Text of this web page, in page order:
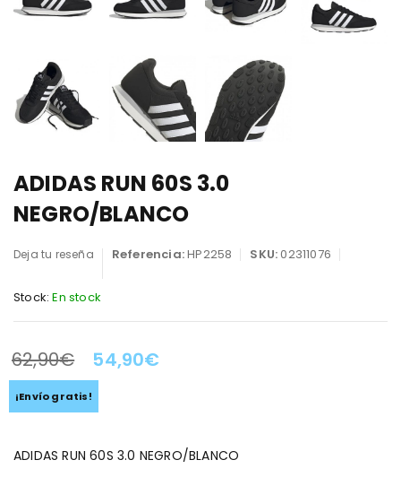
ADIDAS RUN 60S 3.0
NEGRO/BLANCO
Deja tu reseña Referencia:HP2258 SKU:02311076
Stock: En stock
LA OFERTA TERMINA EN:
62,90€ 54,90€
¡Envío gratis!
ADIDAS RUN 60S 3.0 NEGRO/BLANCO